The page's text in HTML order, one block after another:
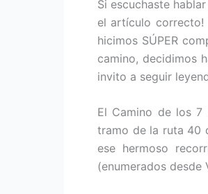
Si escuchaste
el artículo correcto!
hicimos SÚPER
camino, decidimos
invito a seguir
El Camino de los 7
tramo de la ruta 40
ese hermoso
(enumerados desde